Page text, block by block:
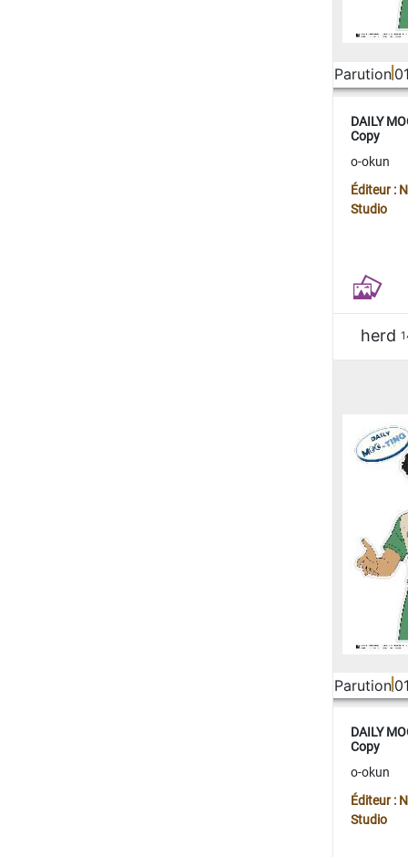
Parution
DAILY
Copy
o-okun
Éditeur :
Studio
herd
Parution
DAILY
Copy
o-okun
Éditeur :
Studio